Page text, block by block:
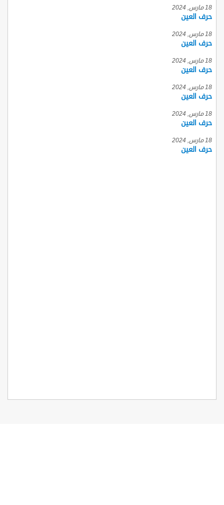
18 مارس, 2024
حرف العين
18 مارس, 2024
حرف العين
18 مارس, 2024
حرف العين
18 مارس, 2024
حرف العين
18 مارس, 2024
حرف العين
18 مارس, 2024
حرف العين